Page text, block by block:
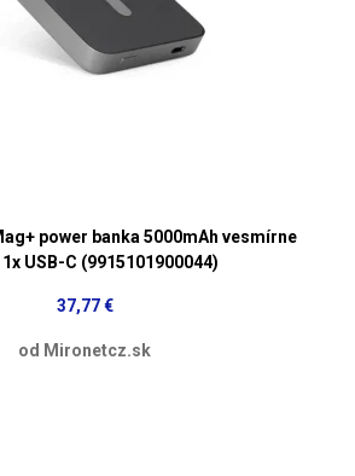
power banka 5000mAh vesmírne
USB-C (9915101900044)
37,77 €
od Mironetcz.sk